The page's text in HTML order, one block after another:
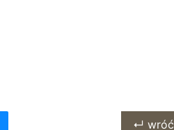
↵ wróć